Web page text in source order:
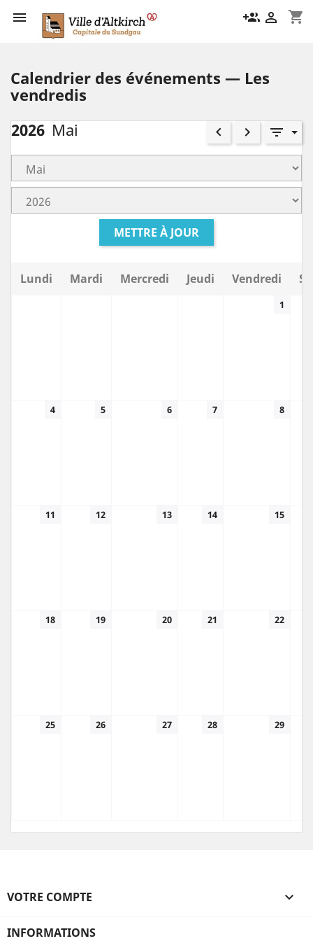
 shopping_cart
group_add 
Calendrier des événements — Les
vendredis
2026 Mai keyboard_arrow_left keyboard_arrow_right filter_list
METTRE À JOUR
Lundi Mardi Mercredi Jeudi Vendredi
1
4 5 6 7 8
11 12 13 14 15
18 19 20 21 22
25 26 27 28 29
VOTRE COMPTE 
INFORMATIONS